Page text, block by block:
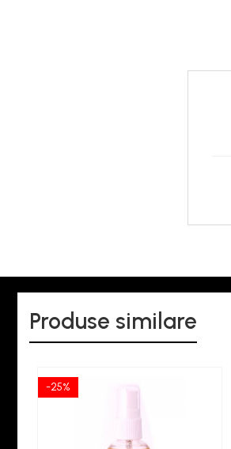
Produse similare
-25%